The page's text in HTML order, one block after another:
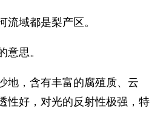
域都是梨产区。
思。
地，含有丰富的腐殖质、云
性好，对光的反射性极强，特